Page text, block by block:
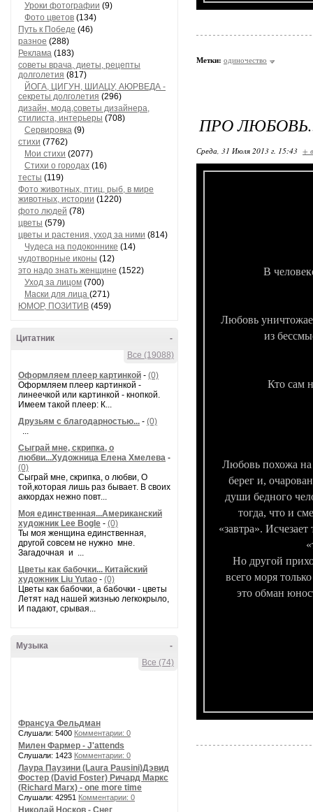
Уроки фотографии (9)
Фото цветов (134)
Путь к Победе (46)
разное (288)
Реклама (183)
советы врача, диеты, рецепты
долголетия (817)
ЙОГА, ЦИГУН, ШИАЦУ, АЮРВЕДА -
секреты долголетия (296)
дизайн, мода,советы дизайнера,
стилиста, интерьеры (708)
Сервировка (9)
стихи (7762)
Мои стихи (2077)
Стихи о городах (16)
тесты (119)
Фото животных, птиц, рыб, в мире
животных, истории (1220)
фото людей (78)
цветы (579)
цветы и растения, уход за ними (814)
Чудеса на подоконнике (14)
чудотворные иконы (12)
это надо знать женщине (1522)
Уход за лицом (700)
Маски для лица (271)
ЮМОР, ПОЗИТИВ (459)
-
Цитатник
Все (19088)
Оформляем плеер картинкой - (0)
Оформляем плеер картинкой -
линеечкой или картинкой - кнопкой.
Имеем такой плеер: К...
Друзьям с благодарностью... - (0)
...
Сыграй мне, скрипка, о
любви...Художница Елена Хмелева -
(0)
Сыграй мне, скрипка, о любви, О
той,которая лишь раз бывает. В своих
аккордах нежно повт...
Моя единственная...Американский
художник Lee Bogle - (0)
Ты моя женщина единственная,
другой совсем не нужно мне.
Загадочная и ...
Цветы как бабочки... Китайский
художник Liu Yutao - (0)
Цветы как бабочки, а бабочки - цветы
Летят над нашей жизнью легкокрыло,
И падают, срывая...
-
Музыка
Все (74)
Франсуа Фельдман
Слушали: 5400 Комментарии: 0
Милен Фармер - J'attends
Слушали: 1423 Комментарии: 0
Лаура Паузини (Laura Pausini)Дэвид
Фостер (David Foster) Ричард Маркс
(Richard Marx) - one more time
Слушали: 42951 Комментарии: 0
Николай Носков - Снег
Метки: одиночество
ПРО
Среда, 31 Июля 2013 г. 15:43 +
В
Любовь
из
Кто сам
Любовь похожа на
берег и,
души бедного
тогда, что и
«завтра».
Но другой
всего моря
это обман